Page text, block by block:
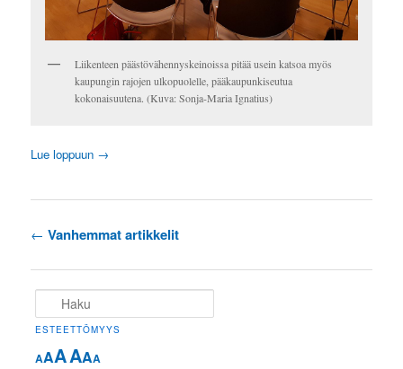
Liikenteen päästövähennyskeinoissa pitää usein katsoa myös
kaupungin rajojen ulkopuolelle, pääkaupunkiseutua
kokonaisuutena. (Kuva: Sonja-Maria Ignatius)
Lue loppuun →
Artikkelien
selaus
← Vanhemmat artikkelit
ESTEETTÖMYYS
AAAAAA